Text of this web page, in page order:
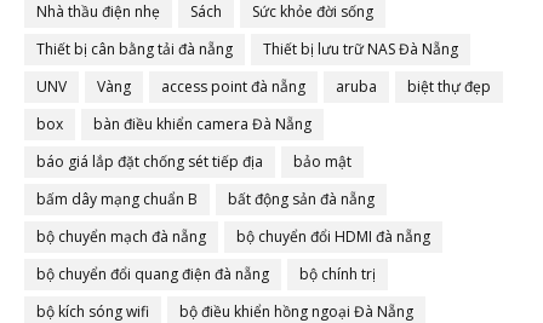
Nhà thầu điện nhẹ
Sách
Sức khỏe đời sống
Thiết bị cân bằng tải đà nẵng
Thiết bị lưu trữ NAS Đà Nẵng
UNV
Vàng access point đà nẵng aruba
biệt thự đẹp
box
bàn điều khiển camera Đà Nẵng
báo giá lắp đặt chống sét tiếp địa
bảo mật
bấm dây mạng chuẩn B
bất động sản đà nẵng
bộ chuyển mạch đà nẵng
bộ chuyển đổi HDMI đà nẵng
bộ chuyển đổi quang điện đà nẵng
bộ chính trị
bộ kích sóng wifi
bộ điều khiển hồng ngoại Đà Nẵng